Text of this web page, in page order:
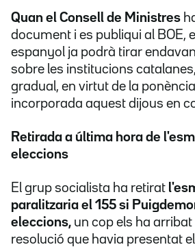
Quan el Consell de Ministres
document i es publiqui al BOE,
espanyol ja podrà tirar
sobre les institucions
gradual, en virtut de la
incorporada aquest dijous en
Retirada a última hora de
eleccions
El grup socialista ha retirat
paralitzaria el 155 si
eleccions, un cop els ha
resolució que havia presentat